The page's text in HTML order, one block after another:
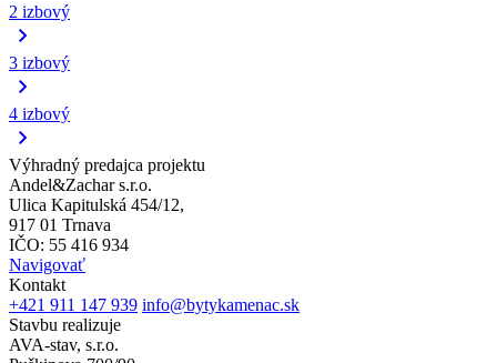
2 izbový
3 izbový
4 izbový
Výhradný predajca projektu
Andel&Zachar s.r.o.
Ulica Kapitulská 454/12,
917 01 Trnava
IČO: 55 416 934
Navigovať
Kontakt
+421 911 147 939 info@bytykamenac.sk
Stavbu realizuje
AVA-stav, s.r.o.